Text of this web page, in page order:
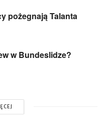
pożegnają Talanta
w Bundeslidze?